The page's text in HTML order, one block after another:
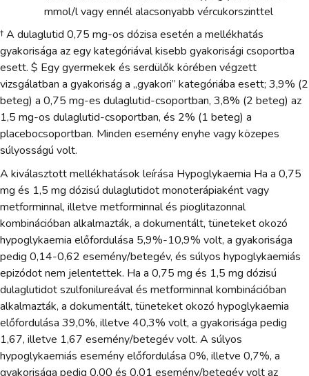
mmol/l vagy ennél alacsonyabb vércukorszinttel
† A dulaglutid 0,75 mg-os dózisa esetén a mellékhatás
gyakorisága az egy kategóriával kisebb gyakorisági csoportba
esett. $ Egy gyermekek és serdülők körében végzett
vizsgálatban a gyakoriság a „gyakori” kategóriába esett; 3,9% (2
beteg) a 0,75 mg-es dulaglutid-csoportban, 3,8% (2 beteg) az
1,5 mg-os dulaglutid-csoportban, és 2% (1 beteg) a
placebocsoportban. Minden esemény enyhe vagy közepes
súlyosságú volt.
A kiválasztott mellékhatások leírása Hypoglykaemia Ha a 0,75
mg és 1,5 mg dózisú dulaglutidot monoterápiaként vagy
metforminnal, illetve metforminnal és pioglitazonnal
kombinációban alkalmazták, a dokumentált, tüneteket okozó
hypoglykaemia előfordulása 5,9%-10,9% volt, a gyakorisága
pedig 0,14-0,62 esemény/betegév, és súlyos hypoglykaemiás
epizódot nem jelentettek. Ha a 0,75 mg és 1,5 mg dózisú
dulaglutidot szulfonilureával és metforminnal kombinációban
alkalmazták, a dokumentált, tüneteket okozó hypoglykaemia
előfordulása 39,0%, illetve 40,3% volt, a gyakorisága pedig
1,67, illetve 1,67 esemény/betegév volt. A súlyos
hypoglykaemiás esemény előfordulása 0%, illetve 0,7%, a
gyakorisága pedig 0,00 és 0,01 esemény/betegév volt az